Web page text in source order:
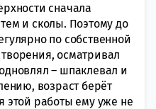
сначала
и сколы. Поэтому до
по собственной
осматривал
– шпаклевал и
возраст берёт
этой работы ему уже не